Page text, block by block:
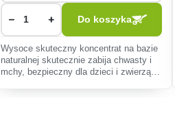
− + Do koszyka
Wysoce skuteczny koncentrat na bazie
naturalnej skutecznie zabija chwasty i
mchy, bezpieczny dla dzieci i zwierząt